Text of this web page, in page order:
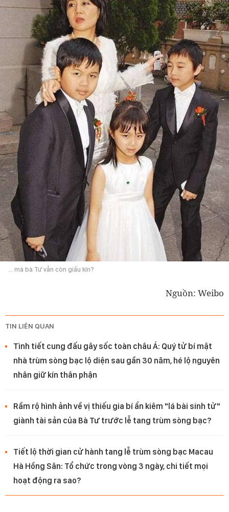
... mà bà Tư vẫn còn giấu kín?
Nguồn: Weibo
TIN LIÊN QUAN
Tình tiết cung đấu gây sốc toàn châu Á: Quý tử bí mật
nhà trùm sòng bạc lộ diện sau gần 30 năm, hé lộ nguyên
nhân giữ kín thân phận
Rầm rộ hình ảnh về vị thiếu gia bí ẩn kiêm "lá bài sinh tử"
giành tài sản của Bà Tư trước lễ tang trùm sòng bạc?
Tiết lộ thời gian cử hành tang lễ trùm sòng bạc Macau
Hà Hồng Sân: Tổ chức trong vòng 3 ngày, chi tiết mọi
hoạt động ra sao?